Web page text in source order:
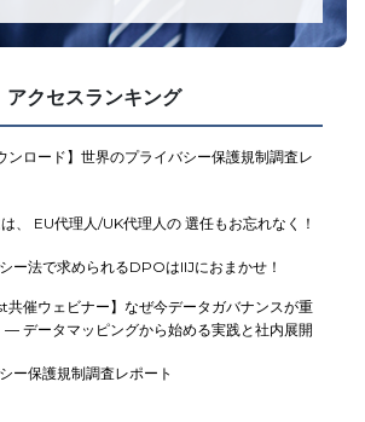
アクセスランキング
ンロード】世界のプライバシー保護規制調査レ
、 EU代理人/UK代理人の 選任もお忘れなく！
ー法で求められるDPOはIIJにおまかせ！
共催ウェビナー】なぜ今データガバナンスが重
― データマッピングから始める実践と社内展開
ー保護規制調査レポート